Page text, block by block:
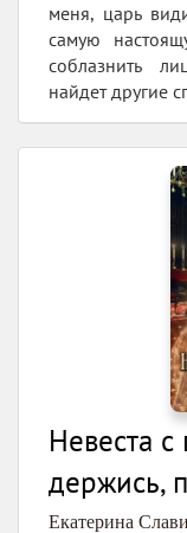
меня, царь
самую
соблазнить
найдет другие
Невеста
держись,
Екатерина Слави